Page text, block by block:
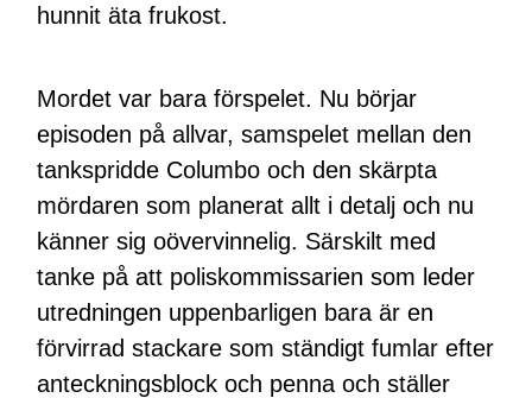
hunnit äta frukost.
Mordet var bara förspelet. Nu börjar
episoden på allvar, samspelet mellan den
tankspridde Columbo och den skärpta
mördaren som planerat allt i detalj och nu
känner sig oövervinnelig. Särskilt med
tanke på att poliskommissarien som leder
utredningen uppenbarligen bara är en
förvirrad stackare som ständigt fumlar efter
anteckningsblock och penna och ställer